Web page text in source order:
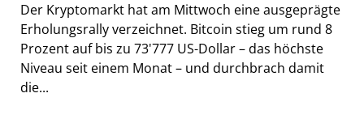
Der Kryptomarkt hat am Mittwoch eine ausgeprägte
Erholungsrally verzeichnet. Bitcoin stieg um rund 8
Prozent auf bis zu 73'777 US-Dollar – das höchste
Niveau seit einem Monat – und durchbrach damit
die...